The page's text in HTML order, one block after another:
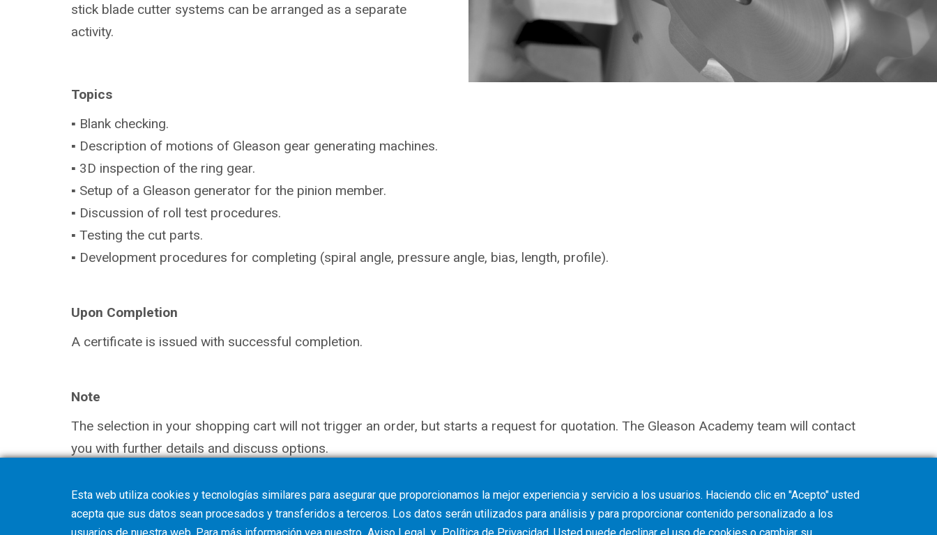
stick blade cutter systems can be arranged as a separate
activity.
Topics
▪ Blank checking.
▪ Description of motions of Gleason gear generating machines.
▪ 3D inspection of the ring gear.
▪ Setup of a Gleason generator for the pinion member.
▪ Discussion of roll test procedures.
▪ Testing the cut parts.
▪ Development procedures for completing (spiral angle, pressure angle, bias, length, profile).
Upon Completion
A certificate is issued with successful completion.
Note
The selection in your shopping cart will not trigger an order, but starts a request for quotation. The Gleason Academy team will contact
you with further details and discuss options.
Esta web utiliza cookies y tecnologías similares para asegurar que proporcionamos la mejor experiencia y servicio a los usuarios. Haciendo clic en "Acepto" usted
acepta que sus datos sean procesados y transferidos a terceros. Los datos serán utilizados para análisis y para proporcionar contenido personalizado a los